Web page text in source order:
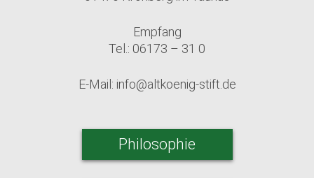
Empfang
Tel.: 06173 – 31 0
E-Mail: info@altkoenig-stift.de
Philosophie